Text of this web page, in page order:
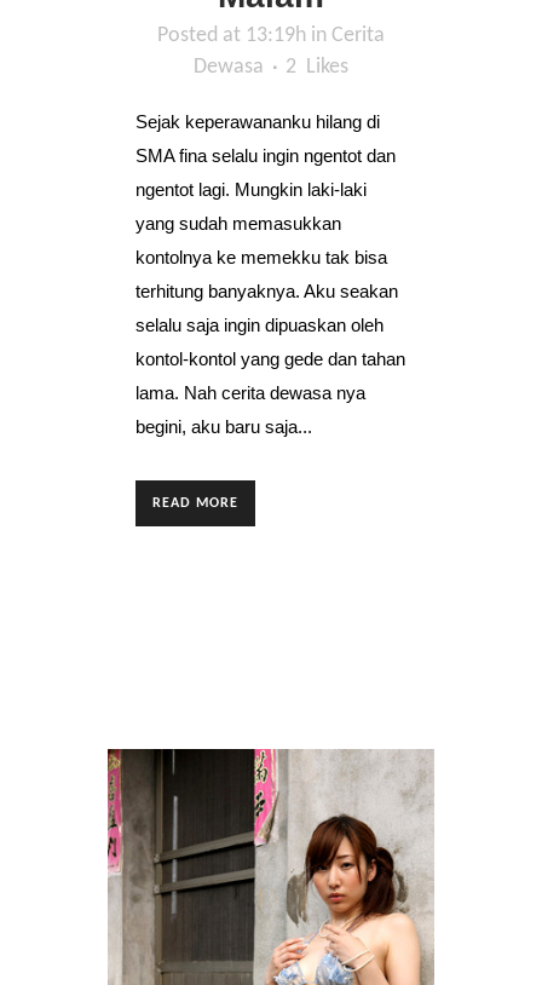
Posted at 13:19h in Cerita
Dewasa
2 Likes
Sejak keperawananku hilang di
SMA fina selalu ingin ngentot dan
ngentot lagi. Mungkin laki-laki
yang sudah memasukkan
kontolnya ke memekku tak bisa
terhitung banyaknya. Aku seakan
selalu saja ingin dipuaskan oleh
kontol-kontol yang gede dan tahan
lama. Nah cerita dewasa nya
begini, aku baru saja...
READ MORE